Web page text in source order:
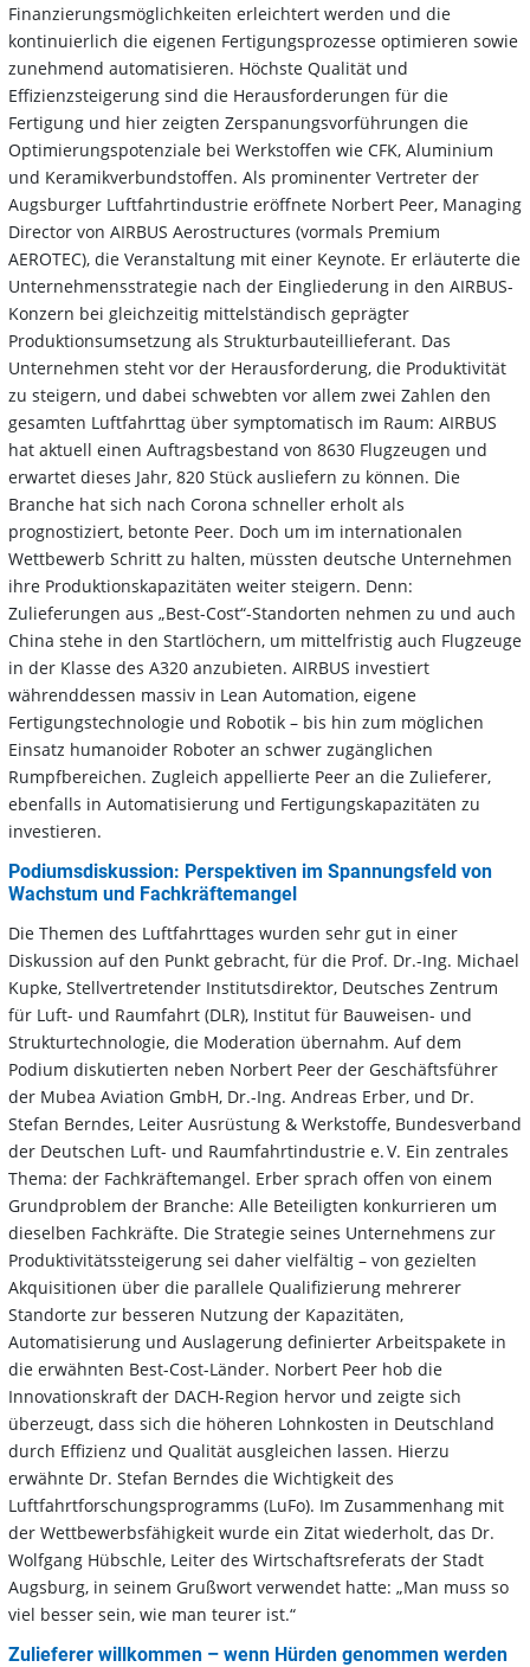
Finanzierungsmöglichkeiten erleichtert werden und die
kontinuierlich die eigenen Fertigungsprozesse optimieren sowie
zunehmend automatisieren. Höchste Qualität und
Effizienzsteigerung sind die Herausforderungen für die
Fertigung und hier zeigten Zerspanungsvorführungen die
Optimierungspotenziale bei Werkstoffen wie CFK, Aluminium
und Keramikverbundstoffen. Als prominenter Vertreter der
Augsburger Luftfahrtindustrie eröffnete Norbert Peer, Managing
Director von AIRBUS Aerostructures (vormals Premium
AEROTEC), die Veranstaltung mit einer Keynote. Er erläuterte die
Unternehmensstrategie nach der Eingliederung in den AIRBUS-
Konzern bei gleichzeitig mittelständisch geprägter
Produktionsumsetzung als Strukturbauteillieferant. Das
Unternehmen steht vor der Herausforderung, die Produktivität
zu steigern, und dabei schwebten vor allem zwei Zahlen den
gesamten Luftfahrttag über symptomatisch im Raum: AIRBUS
hat aktuell einen Auftragsbestand von 8630 Flugzeugen und
erwartet dieses Jahr, 820 Stück ausliefern zu können. Die
Branche hat sich nach Corona schneller erholt als
prognostiziert, betonte Peer. Doch um im internationalen
Wettbewerb Schritt zu halten, müssten deutsche Unternehmen
ihre Produktionskapazitäten weiter steigern. Denn:
Zulieferungen aus „Best-Cost“-Standorten nehmen zu und auch
China stehe in den Startlöchern, um mittelfristig auch Flugzeuge
in der Klasse des A320 anzubieten. AIRBUS investiert
währenddessen massiv in Lean Automation, eigene
Fertigungstechnologie und Robotik – bis hin zum möglichen
Einsatz humanoider Roboter an schwer zugänglichen
Rumpfbereichen. Zugleich appellierte Peer an die Zulieferer,
ebenfalls in Automatisierung und Fertigungskapazitäten zu
investieren.
Podiumsdiskussion: Perspektiven im Spannungsfeld von
Wachstum und Fachkräftemangel
Die Themen des Luftfahrttages wurden sehr gut in einer
Diskussion auf den Punkt gebracht, für die Prof. Dr.-Ing. Michael
Kupke, Stellvertretender Institutsdirektor, Deutsches Zentrum
für Luft- und Raumfahrt (DLR), Institut für Bauweisen- und
Strukturtechnologie, die Moderation übernahm. Auf dem
Podium diskutierten neben Norbert Peer der Geschäftsführer
der Mubea Aviation GmbH, Dr.-Ing. Andreas Erber, und Dr.
Stefan Berndes, Leiter Ausrüstung & Werkstoffe, Bundesverband
der Deutschen Luft- und Raumfahrtindustrie e. V. Ein zentrales
Thema: der Fachkräftemangel. Erber sprach offen von einem
Grundproblem der Branche: Alle Beteiligten konkurrieren um
dieselben Fachkräfte. Die Strategie seines Unternehmens zur
Produktivitätssteigerung sei daher vielfältig – von gezielten
Akquisitionen über die parallele Qualifizierung mehrerer
Standorte zur besseren Nutzung der Kapazitäten,
Automatisierung und Auslagerung definierter Arbeitspakete in
die erwähnten Best-Cost-Länder. Norbert Peer hob die
Innovationskraft der DACH-Region hervor und zeigte sich
überzeugt, dass sich die höheren Lohnkosten in Deutschland
durch Effizienz und Qualität ausgleichen lassen. Hierzu
erwähnte Dr. Stefan Berndes die Wichtigkeit des
Luftfahrtforschungsprogramms (LuFo). Im Zusammenhang mit
der Wettbewerbsfähigkeit wurde ein Zitat wiederholt, das Dr.
Wolfgang Hübschle, Leiter des Wirtschaftsreferats der Stadt
Augsburg, in seinem Grußwort verwendet hatte: „Man muss so
viel besser sein, wie man teurer ist.“
Zulieferer willkommen – wenn Hürden genommen werden